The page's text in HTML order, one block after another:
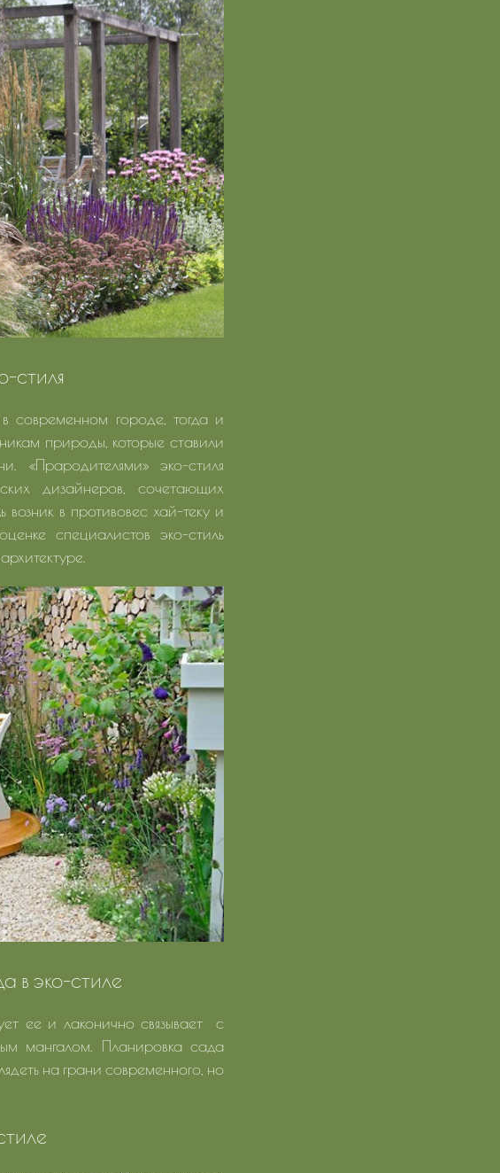
стиля
современном городе, тогда и
природы, которые ставили
«Прародителями» эко-стиля
дизайнеров, сочетающих
в противовес хай-теку и
специалистов эко-стиль
в эко-стиле
ее и лаконично связывает с
мангалом. Планировка сада
на грани современного, но